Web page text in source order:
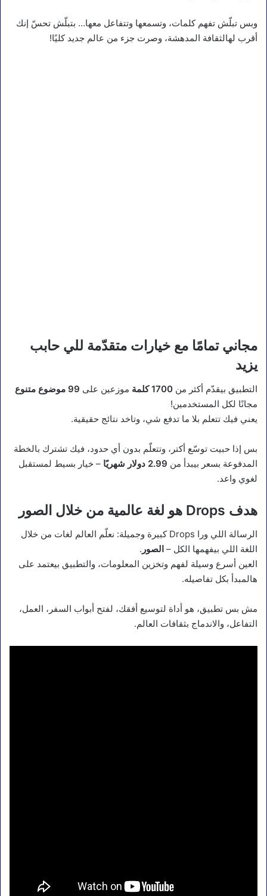
وبس تبلّش تفهم كلمات، وتسمعها وتتفاعل معها… بتبلّش تحسّ إنك
أقرب لهالثقافة المدهشة، وصرت جزء من عالم جديد كليًا!
مجاني تمامًا مع خيارات متقدّمة للي حابب
يزيد
التطبيق بيقدّم أكثر من 1700 كلمة موزعين على 99 موضوع متنوع
مجانًا لكل المستخدمين!
يعني فيك تتعلم بلا ما تدفع شي، وتاخد نتائج حقيقية.
بس إذا حبيت توسّع أكتر، وتتعلّم بدون أي حدود، فيك تشترك بالخطة
المدفوعة بسعر بيبدأ من 2.99 دولار شهريًا
– خيار بسيط لمستقبل
لغوي واعد.
هدف Drops هو لغة عالمية من خلال الصور
الرسالة اللي ورا Drops كبيرة وجميلة: نعلّم العالم لغات من خلال
اللغة اللي بيفهمها الكل – الصور .
العين أسرع وسيلة لفهم وتخزين المعلومات، والتطبيق بيعتمد على
هالمبدأ بكل تفاصيله.
مش بس تطبيق، هو أداة لتوسيع أفقك، لفتح أبواب السفر، العمل،
التفاعل، والاندماج بثقافات العالم.